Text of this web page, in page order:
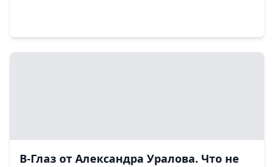
В-Глаз от Александра Уралова. Что не